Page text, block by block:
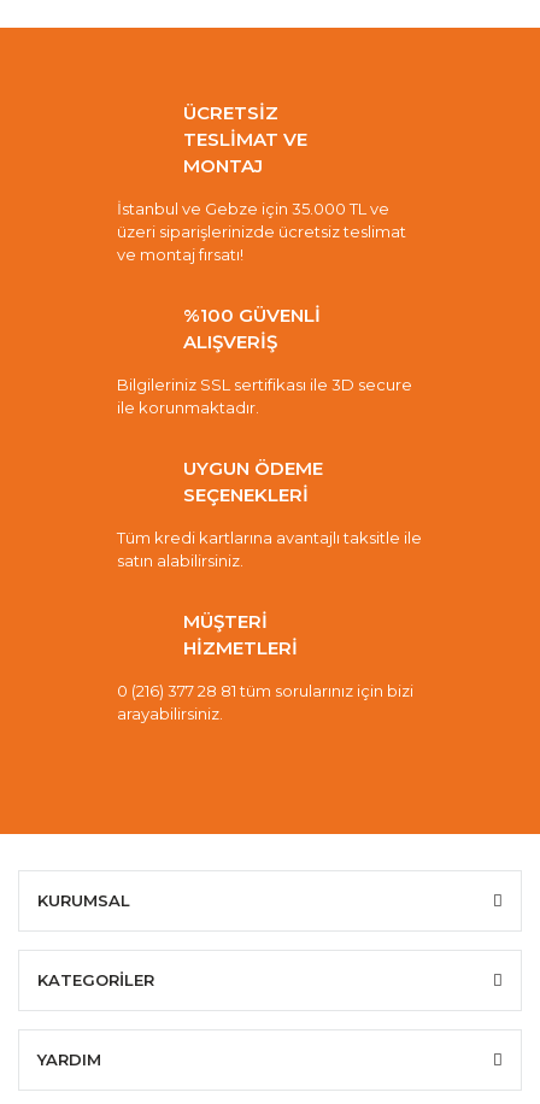
ÜCRETSİZ
TESLİMAT VE
MONTAJ
İstanbul ve Gebze için 35.000 TL ve
üzeri siparişlerinizde ücretsiz teslimat
ve montaj fırsatı!
%100 GÜVENLİ
ALIŞVERİŞ
Bilgileriniz SSL sertifikası ile 3D secure
ile korunmaktadır.
UYGUN ÖDEME
SEÇENEKLERİ
Tüm kredi kartlarına avantajlı taksitle ile
satın alabilirsiniz.
MÜŞTERİ
HİZMETLERİ
0 (216) 377 28 81 tüm sorularınız için bizi
arayabilirsiniz.
KURUMSAL
KATEGORİLER
YARDIM